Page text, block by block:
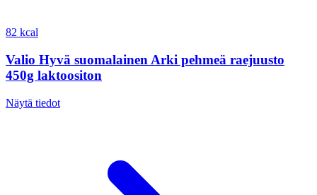
82 kcal
Valio Hyvä suomalainen Arki pehmeä raejuusto
450g laktoositon
Näytä tiedot